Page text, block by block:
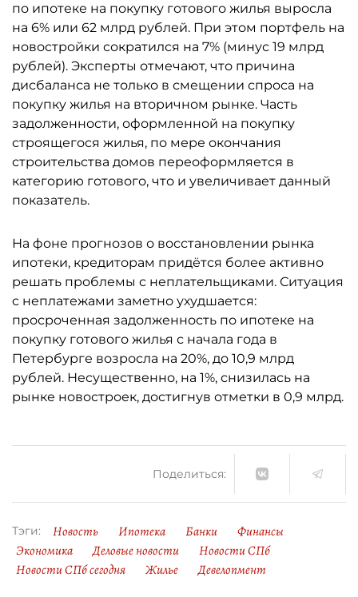
по ипотеке на покупку готового жилья выросла
на 6% или 62 млрд рублей. При этом портфель на
новостройки сократился на 7% (минус 19 млрд
рублей). Эксперты отмечают, что причина
дисбаланса не только в смещении спроса на
покупку жилья на вторичном рынке. Часть
задолженности, оформленной на покупку
строящегося жилья, по мере окончания
строительства домов переоформляется в
категорию готового, что и увеличивает данный
показатель.
На фоне прогнозов о восстановлении рынка
ипотеки, кредиторам придётся более активно
решать проблемы с неплательщиками. Ситуация
с неплатежами заметно ухудшается:
просроченная задолженность по ипотеке на
покупку готового жилья с начала года в
Петербурге возросла на 20%, до 10,9 млрд
рублей. Несущественно, на 1%, снизилась на
рынке новостроек, достигнув отметки в 0,9 млрд.
Поделиться:
Тэги: Новость Ипотека Банки
Финансы
Экономика
Деловые новости
Новости СПб
Новости СПб сегодня
Жилье Девелопмент